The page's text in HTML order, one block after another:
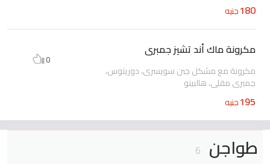
180جنيه
مكرونة ماك أند تشيز جمبرى
مكرونة مع مشكل جبن سويسرى، دوريتوس،
جمبرى مقلى، هالبينو
195جنيه
0
طواجن 6